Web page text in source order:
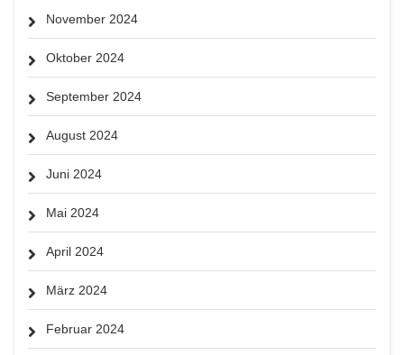
November 2024
Oktober 2024
September 2024
August 2024
Juni 2024
Mai 2024
April 2024
März 2024
Februar 2024